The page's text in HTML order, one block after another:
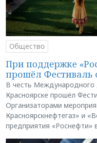
Общество
При поддержке
прошёл Фестиваль
В честь Международного
Красноярске прошёл
Организаторами
Красноярскнефтегаз» и
предприятия «Роснефти»